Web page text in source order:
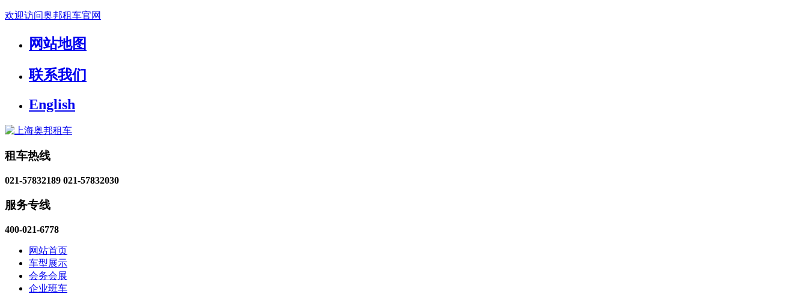
欢迎访问奥邦租车官网
网站地图
联系我们
English
租车热线
021-57832189 021-57832030
服务专线
400-021-6778
网站首页
车型展示
会务会展
企业班车